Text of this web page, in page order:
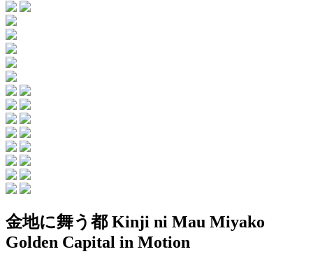
金地に舞う都 Kinji ni Mau Miyako
Golden Capital in Motion